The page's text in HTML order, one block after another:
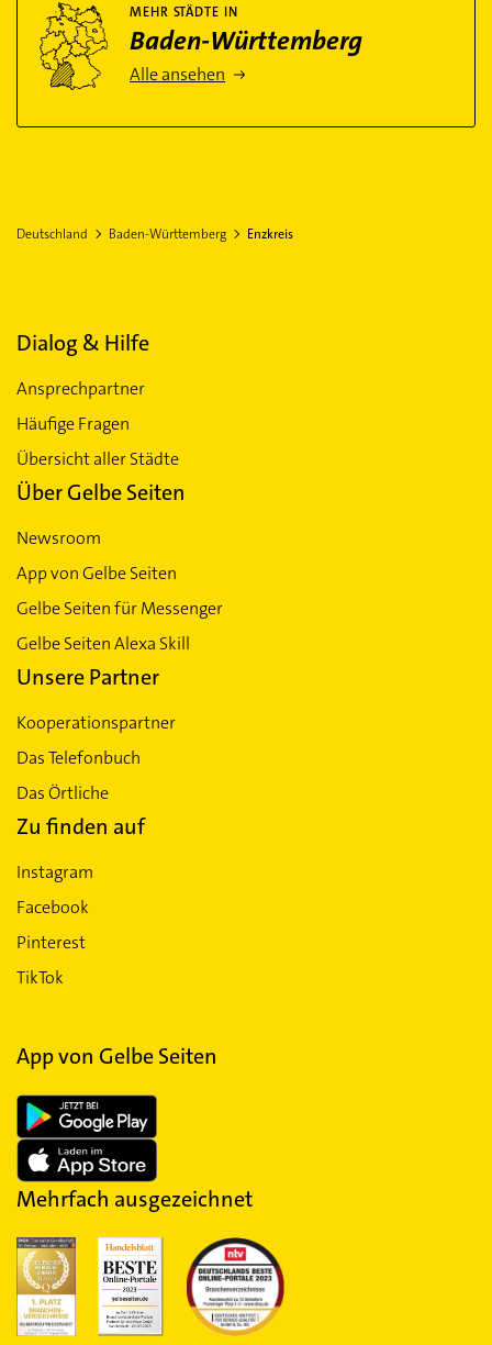
MEHR STÄDTE IN
Baden-Württemberg
Alle ansehen
Deutschland Baden-Württemberg Enzkreis
Dialog & Hilfe
Ansprechpartner
Häufige Fragen
Übersicht aller Städte
Über Gelbe Seiten
Newsroom
App von Gelbe Seiten
Gelbe Seiten für Messenger
Gelbe Seiten Alexa Skill
Unsere Partner
Kooperationspartner
Das Telefonbuch
Das Örtliche
Zu finden auf
Instagram
Facebook
Pinterest
TikTok
App von Gelbe Seiten
Mehrfach ausgezeichnet